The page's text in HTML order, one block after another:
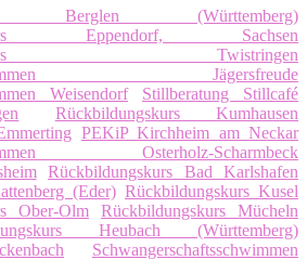
Berglen (Württemberg)
Eppendorf, Sachsen
Twistringen
Jägersfreude
Weisendorf
Stillberatung Stillcafé
Rückbildungskurs Kumhausen
PEKiP Kirchheim am Neckar
Osterholz-Scharmbeck
Rückbildungskurs Bad Karlshafen
(Eder) Rückbildungskurs Kusel
Ober-Olm
Rückbildungskurs Mücheln
Heubach (Württemberg)
Schwangerschaftsschwimmen